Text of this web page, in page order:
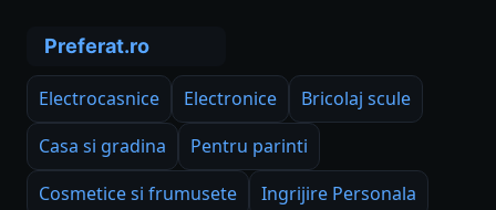
Electrocasnice Electronice
Bricolaj scule
Casa si gradina
Pentru parinti
Cosmetice si frumusete
Ingrijire Personala